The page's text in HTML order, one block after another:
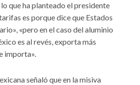
que ha planteado el presidente
es porque dice que Estados
«pero en el caso del aluminio
es al revés, exporta más
importa».
señaló que en la misiva